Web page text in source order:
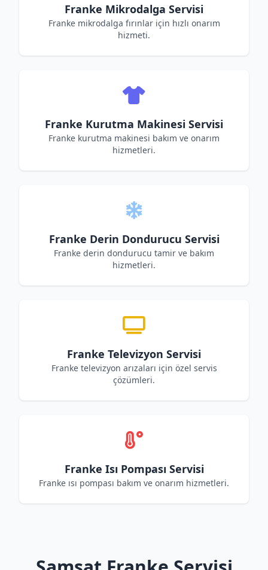
Franke Mikrodalga Servisi
Franke mikrodalga fırınlar için hızlı onarım
hizmeti.
Franke Kurutma Makinesi Servisi
Franke kurutma makinesi bakım ve onarım
hizmetleri.
Franke Derin Dondurucu Servisi
Franke derin dondurucu tamir ve bakım
hizmetleri.
Franke Televizyon Servisi
Franke televizyon arızaları için özel servis
çözümleri.
Franke Isı Pompası Servisi
Franke ısı pompası bakım ve onarım hizmetleri.